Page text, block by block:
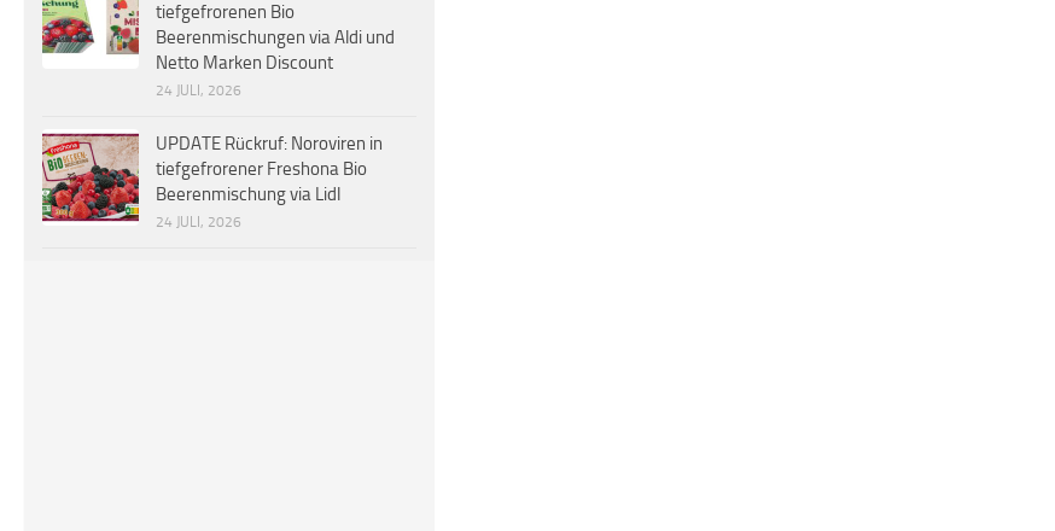
tiefgefrorenen Bio
Beerenmischungen via Aldi und
Netto Marken Discount
24 JULI, 2026
UPDATE Rückruf: Noroviren in
tiefgefrorener Freshona Bio
Beerenmischung via Lidl
24 JULI, 2026